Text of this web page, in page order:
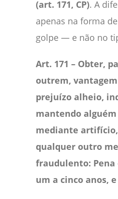
(art. 171, CP). A
apenas na forma
golpe — e não no
Art. 171 – Obter,
outrem,
prejuízo alheio,
mantendo
mediante
qualquer outro
fraudulento: Pena
um a cinco anos,